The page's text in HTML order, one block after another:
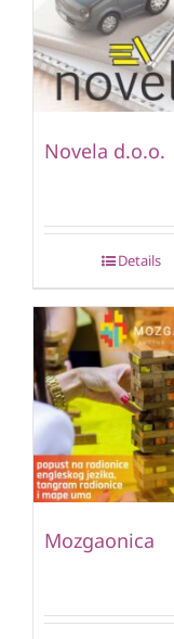
Novela d.o.o.
Details
Mozgaonica